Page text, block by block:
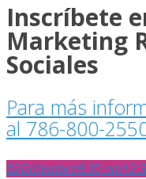
Inscríbete
Marketing
Sociales
Para más
al 786-800-
02Diciembre9:30 am